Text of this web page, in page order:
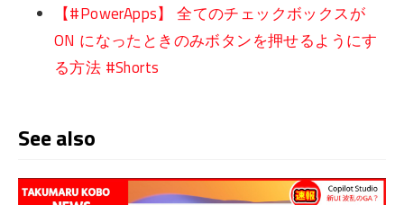
【#PowerApps】 全てのチェックボックスが
ON になったときのみボタンを押せるようにす
る方法 #Shorts
See also